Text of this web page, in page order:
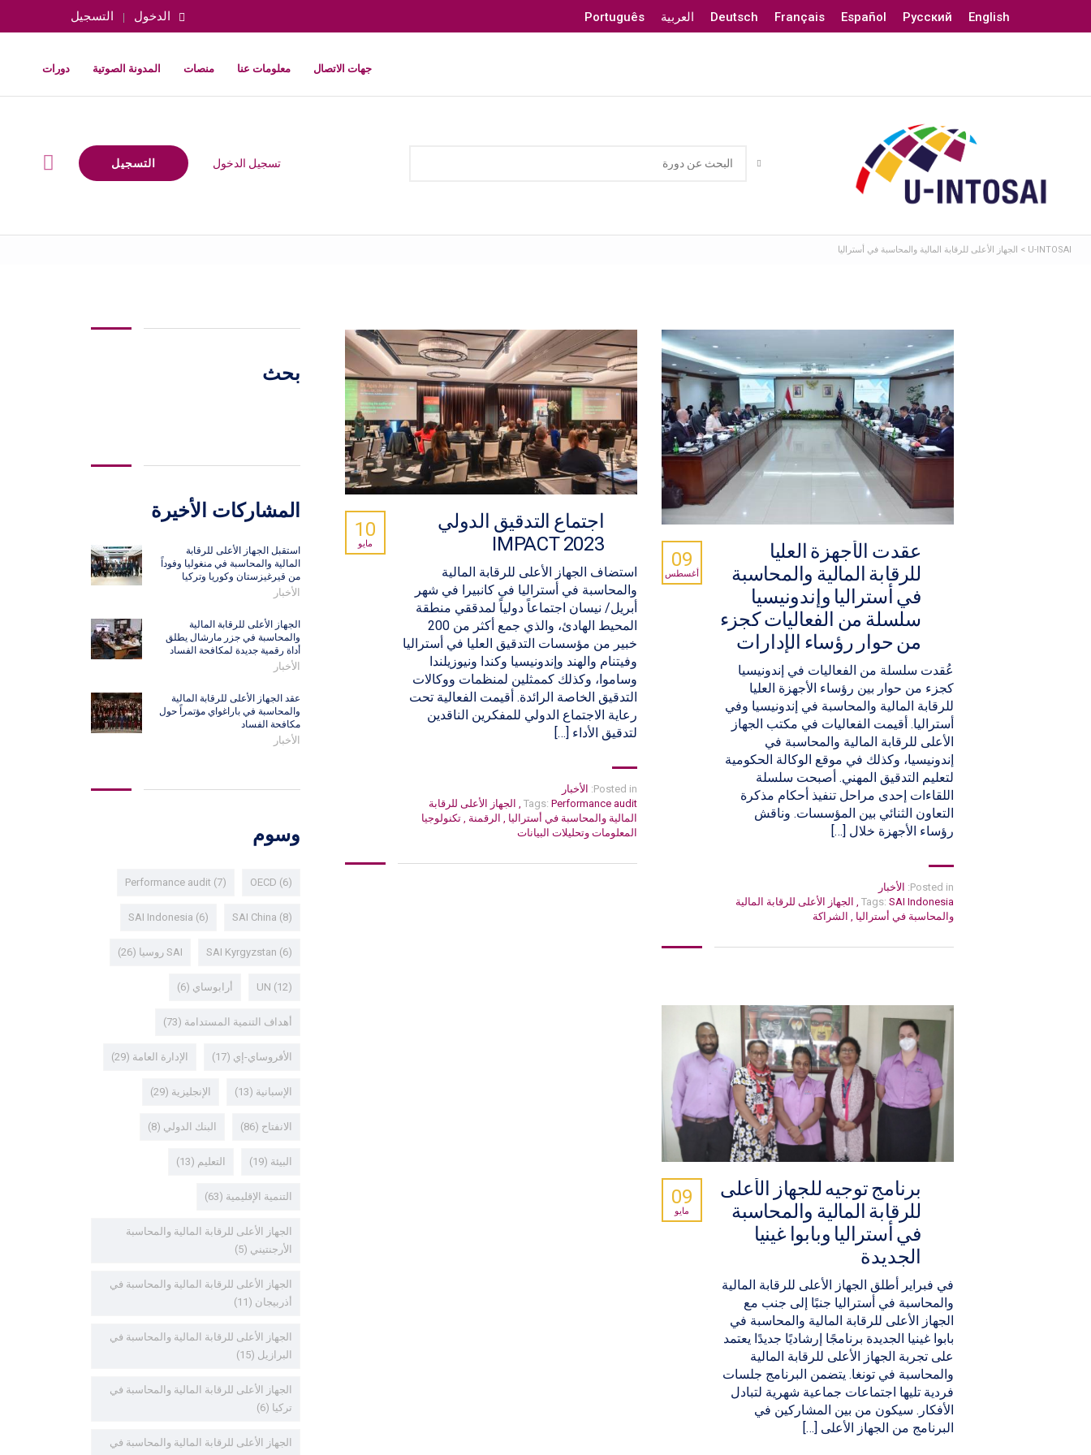
English
Русский
Español
Français
Deutsch العربية Português الدخول التسجيل
دورات المدونة الصوتية منصات معلومات عنا جهات الاتصال
تسجيل الدخول التسجيل
U-INTOSAI
> الجهاز الأعلى للرقابة المالية والمحاسبة في أستراليا
عقدت الأجهزة العليا
للرقابة المالية والمحاسبة
في أستراليا وإندونيسيا
سلسلة من الفعاليات كجزء
من حوار رؤساء الإدارات
09
أغسطس
عُقدت سلسلة من الفعاليات في إندونيسيا
كجزء من حوار بين رؤساء الأجهزة العليا
للرقابة المالية والمحاسبة في إندونيسيا وفي
أستراليا. أقيمت الفعاليات في مكتب الجهاز
الأعلى للرقابة المالية والمحاسبة في
إندونيسيا، وكذلك في موقع الوكالة الحكومية
لتعليم التدقيق المهني. أصبحت سلسلة
اللقاءات إحدى مراحل تنفيذ أحكام مذكرة
التعاون الثنائي بين المؤسسات. وناقش
رؤساء الأجهزة خلال […]
Posted in: الأخبار
Tags: SAI Indonesia
, الجهاز الأعلى للرقابة المالية
والمحاسبة في أستراليا , الشراكة
اجتماع التدقيق الدولي
IMPACT 2023
10
مايو
استضاف الجهاز الأعلى للرقابة المالية
والمحاسبة في أستراليا في كانبيرا في شهر
أبريل/ نيسان اجتماعاً دولياً لمدققي منطقة
المحيط الهادئ، والذي جمع أكثر من 200
خبير من مؤسسات التدقيق العليا في أستراليا
وفيتنام والهند وإندونيسيا وكندا ونيوزيلندا
وساموا، وكذلك كممثلين لمنظمات ووكالات
التدقيق الخاصة الرائدة. أقيمت الفعالية تحت
رعاية الاجتماع الدولي للمفكرين الناقدين
لتدقيق الأداء […]
Posted in: الأخبار
Tags: Performance audit
الجهاز الأعلى للرقابة
المالية والمحاسبة في أستراليا
الرقمنة
تكنولوجيا
المعلومات وتحليلات البيانات
برنامج توجيه للجهاز الأعلى
للرقابة المالية والمحاسبة
في أستراليا وبابوا غينيا
الجديدة
09
مايو
في فبراير أطلق الجهاز الأعلى للرقابة المالية
والمحاسبة في أستراليا جنبًا إلى جنب مع
الجهاز الأعلى للرقابة المالية والمحاسبة في
بابوا غينيا الجديدة برنامجًا إرشاديًا جديدًا يعتمد
على تجربة الجهاز الأعلى للرقابة المالية
والمحاسبة في تونغا. يتضمن البرنامج جلسات
فردية تليها اجتماعات جماعية شهرية لتبادل
الأفكار. سيكون من بين المشاركين في
البرنامج من الجهاز الأعلى […]
بحث
المشاركات الأخيرة
استقبل الجهاز الأعلى للرقابة
المالية والمحاسبة في منغوليا وفوداً
من قيرغيزستان وكوريا وتركيا
الأخبار
الجهاز الأعلى للرقابة المالية
والمحاسبة في جزر مارشال يطلق
أداة رقمية جديدة لمكافحة الفساد
الأخبار
عقد الجهاز الأعلى للرقابة المالية
والمحاسبة في باراغواي مؤتمراً حول
مكافحة الفساد
الأخبار
وسوم
OECD (6)
Performance audit (7)
SAI China (8)
SAI Indonesia (6)
SAI Kyrgyzstan (6) SAI روسيا (26)
UN (12) أرابوساي (6)
أهداف التنمية المستدامة (73)
الأفروساي-إي (17) الإدارة العامة (29)
الإسبانية (13) الإنجليزية (29)
الانفتاح (86) البنك الدولي (8)
البيئة (19) التعليم (13)
التنمية الإقليمية (63)
الجهاز الأعلى للرقابة المالية والمحاسبة
الأرجنتيني (5)
الجهاز الأعلى للرقابة المالية والمحاسبة في
أذربيجان (11)
الجهاز الأعلى للرقابة المالية والمحاسبة في
البرازيل (15)
الجهاز الأعلى للرقابة المالية والمحاسبة في
تركيا (6)
الجهاز الأعلى للرقابة المالية والمحاسبة في